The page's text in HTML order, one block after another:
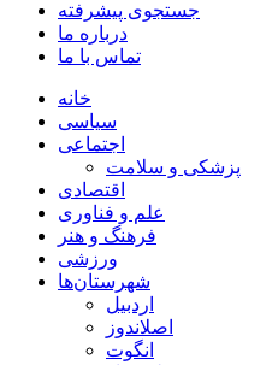
جستجوی پیشرفته
درباره ما
تماس با ما
خانه
سیاسی
اجتماعی
پزشکی و سلامت
اقتصادی
علم و فناوری
فرهنگ و هنر
ورزشی
شهرستان‌ها
اردبیل
اصلاندوز
انگوت